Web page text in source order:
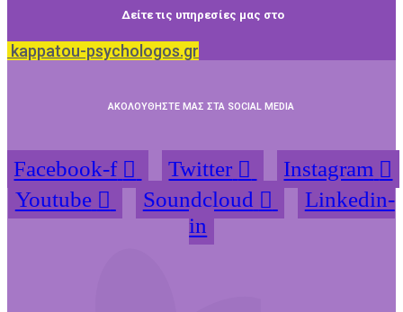
Δείτε τις υπηρεσίες μας στο
kappatou-psychologos.gr
ΑΚΟΛΟΥΘΗΣΤΕ ΜΑΣ ΣΤΑ SOCIAL MEDIA
Facebook-f Twitter
Instagram
Youtube
Soundcloud
Linkedin-
in